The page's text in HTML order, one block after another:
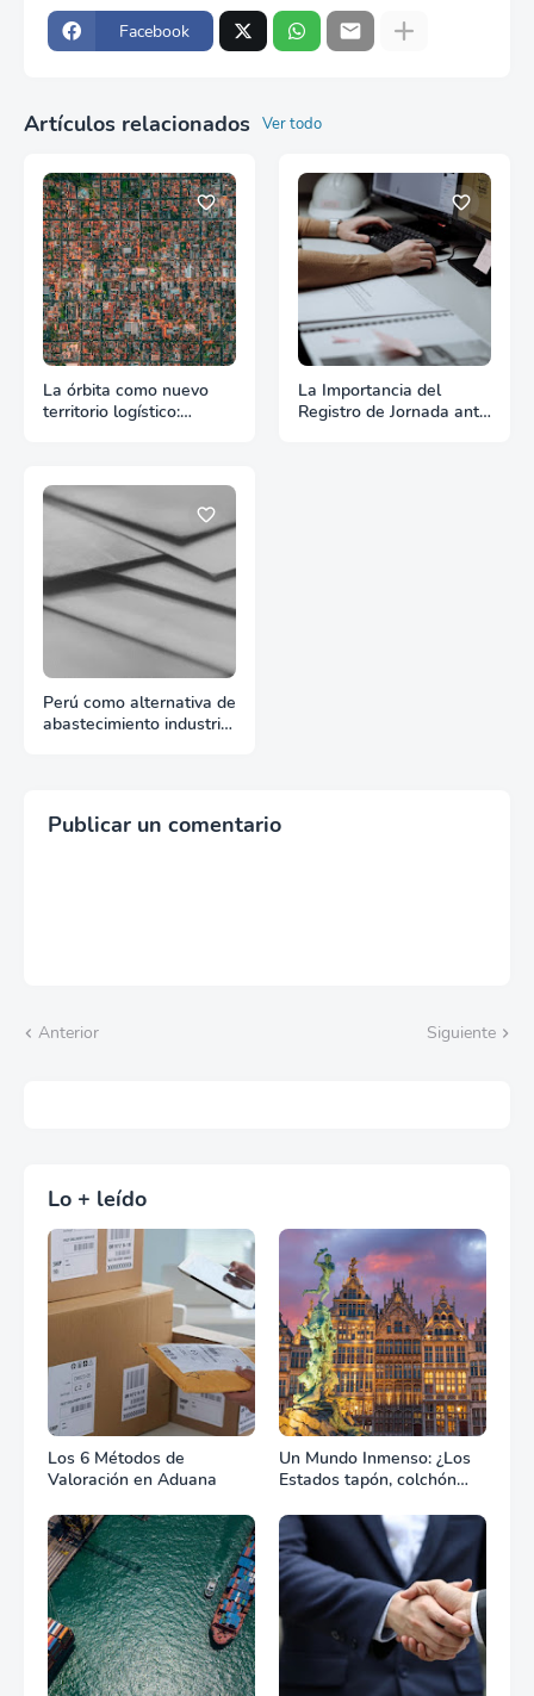
Facebook
Artículos relacionados Ver todo
La órbita como nuevo
territorio logístico:
La Importancia del
Registro de Jornada ante
Perú como alternativa de
abastecimiento industrial
Publicar un comentario
Anterior Siguiente
Lo + leído
Los 6 Métodos de
Valoración en Aduana
Un Mundo Inmenso: ¿Los
Estados tapón, colchón
combate?